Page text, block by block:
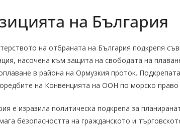
на България
на отбраната на България подкрепя
насочена към защита на свободата на
в района на Ормузкия проток.
на Конвенцията на ООН по морско право
е изразила политическа подкрепа за
безопасността на гражданското и